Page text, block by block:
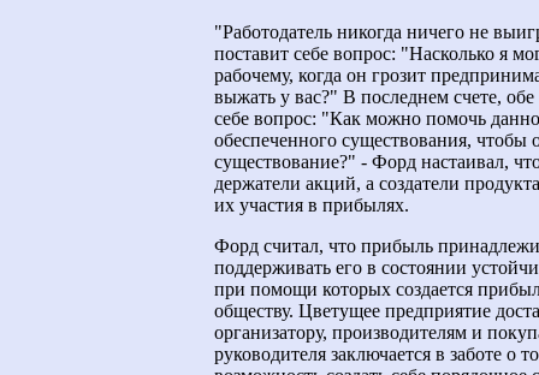
"Работодатель никогда ничего не
поставит себе вопрос: "Насколько я
рабочему, когда он грозит
выжать у вас?" В последнем счете,
себе вопрос: "Как можно помочь
обеспеченного существования, чтобы
существование?" - Форд настаивал,
держатели акций, а создатели
их участия в прибылях.
Форд считал, что прибыль
поддерживать его в состоянии
при помощи которых создается
обществу. Цветущее предприятие
организатору, производителям и
руководителя заключается в заботе